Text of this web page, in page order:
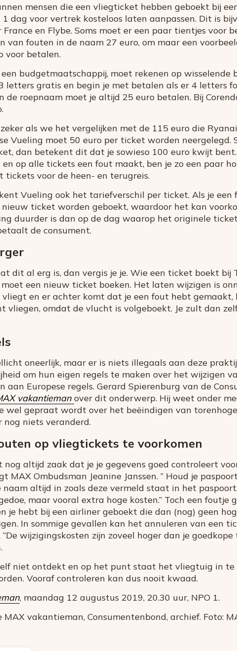
mensen die een vliegticket hebben geboekt bij
dag voor vertrek kosteloos laten aanpassen. Dit is
France en Flybe. Soms moet er een paar tientjes voor
van fouten in de naam 27 euro, om maar een
voor betalen.
budgetmaatschappij, moet rekenen op wisselende
letters gratis en begin je met betalen als er 4 letters
de roepnaam moet je altijd 25 euro betalen. Bij
als we het vergelijken met de 115 euro die
Vueling moet 50 euro per ticket worden neergelegd.
dan betekent dit dat je sowieso 100 euro kwijt bent.
op alle tickets een fout maakt, ben je zo een paar
tickets voor de heen- en terugreis.
Vueling ook het tariefverschil per ticket. Als je
ticket worden geboekt, waardoor het kan
duurder is dan op de dag waarop het originele
de consument.
dit al erg is, dan vergis je je. Wie een ticket boekt bij
een nieuw ticket boeken. Het laten wijzigen is
vliegt en er achter komt dat je een fout hebt gemaakt,
vliegen, omdat de vlucht is volgeboekt. Je zult dan
oneerlijk, maar er is niets illegaals aan deze
om hun eigen regels te maken over het wijzigen
aan Europese regels. Gerard Spierenburg van de
vakantieman over dit onderwerp. Hij weet onder
wel gepraat wordt over het beëindigen van
nog niets veranderd.
op vliegtickets te voorkomen
nog altijd zaak dat je je gegevens goed controleert
MAX Ombudsman Jeanine Janssen. ” Houd je
naam altijd in zoals deze vermeld staat in het
maar vooral extra hoge kosten.” Toch een foutje
je hebt bij een airliner geboekt die dan (nog) geen
In sommige gevallen kan het annuleren van een
“De wijzigingskosten zijn zoveel hoger dan je
niet ontdekt en op het punt staat het vliegtuig in te
Vooraf controleren kan dus nooit kwaad.
, maandag 12 augustus 2019, 20.30 uur, NPO 1.
MAX vakantieman, Consumentenbond, archief. Foto: